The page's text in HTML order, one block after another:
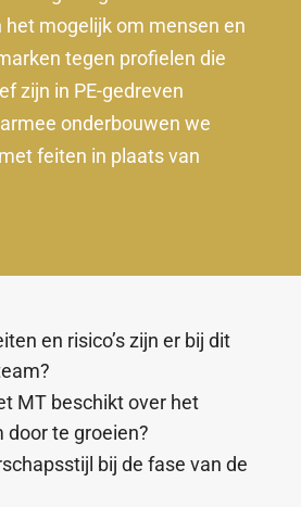
mogelijk om mensen en
tegen profielen die
zijn in PE-gedreven
onderbouwen we
feiten in plaats van
en risico’s zijn er bij dit
MT beschikt over het
door te groeien?
bij de fase van de